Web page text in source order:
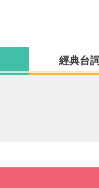
經典台